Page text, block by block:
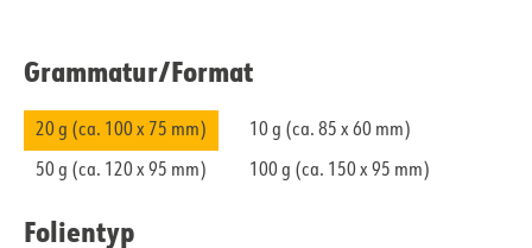
Grammatur/​Format
20 g (ca. 100 x 75 mm) 10 g (ca. 85 x 60 mm)
50 g (ca. 120 x 95 mm) 100 g (ca. 150 x 95 mm)
Folientyp